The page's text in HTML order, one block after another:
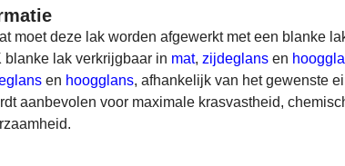
moet deze lak worden afgewerkt met een blanke
blanke lak verkrijgbaar in mat, zijdeglans en
en hoogglans, afhankelijk van het gewenste
aanbevolen voor maximale krasvastheid,